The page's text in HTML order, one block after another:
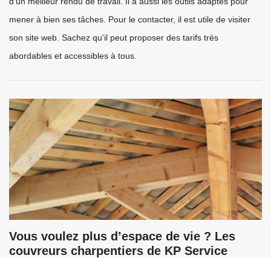
mener à bien ses tâches. Pour le contacter, il est utile de visiter
son site web. Sachez qu'il peut proposer des tarifs très
abordables et accessibles à tous.
Vous voulez plus d’espace de vie ? Les
couvreurs charpentiers de KP Service